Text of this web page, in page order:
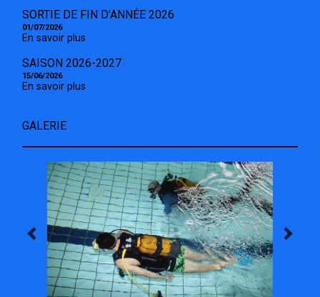
SORTIE DE FIN D'ANNÉE 2026
01/07/2026
En savoir plus
SAISON 2026-2027
15/06/2026
En savoir plus
GALERIE